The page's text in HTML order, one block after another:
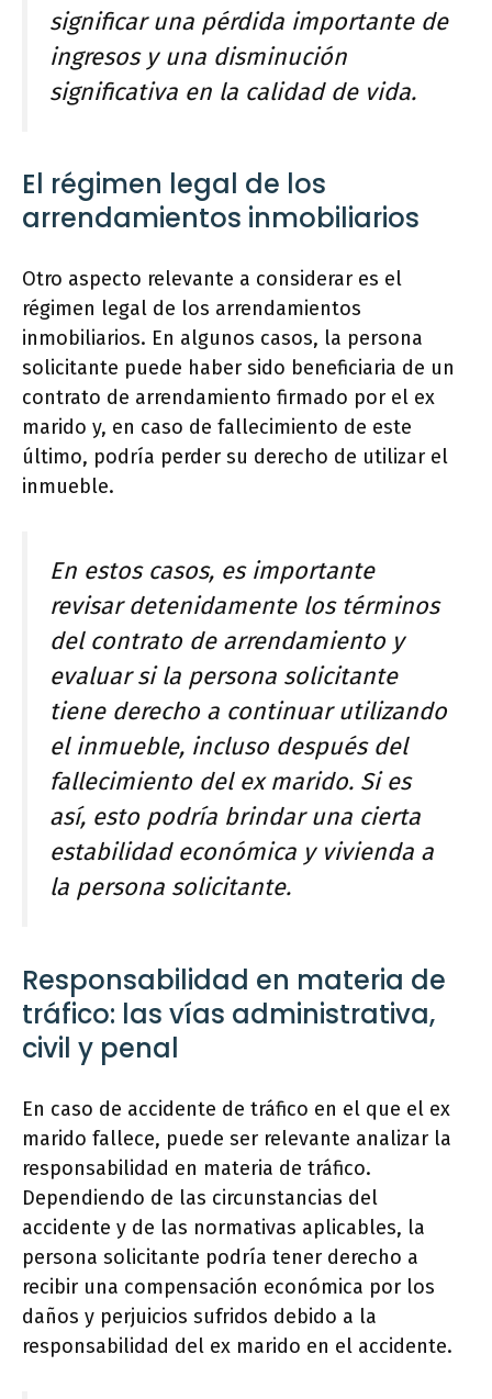
significar una pérdida importante de
ingresos y una disminución
significativa en la calidad de vida.
El régimen legal de los
arrendamientos inmobiliarios
Otro aspecto relevante a considerar es el
régimen legal de los arrendamientos
inmobiliarios. En algunos casos, la persona
solicitante puede haber sido beneficiaria de un
contrato de arrendamiento firmado por el ex
marido y, en caso de fallecimiento de este
último, podría perder su derecho de utilizar el
inmueble.
En estos casos, es importante
revisar detenidamente los términos
del contrato de arrendamiento y
evaluar si la persona solicitante
tiene derecho a continuar utilizando
el inmueble, incluso después del
fallecimiento del ex marido. Si es
así, esto podría brindar una cierta
estabilidad económica y vivienda a
la persona solicitante.
Responsabilidad en materia de
tráfico: las vías administrativa,
civil y penal
En caso de accidente de tráfico en el que el ex
marido fallece, puede ser relevante analizar la
responsabilidad en materia de tráfico.
Dependiendo de las circunstancias del
accidente y de las normativas aplicables, la
persona solicitante podría tener derecho a
recibir una compensación económica por los
daños y perjuicios sufridos debido a la
responsabilidad del ex marido en el accidente.